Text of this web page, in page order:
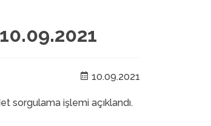
10.09.2021
sorgulama işlemi açıklandı.